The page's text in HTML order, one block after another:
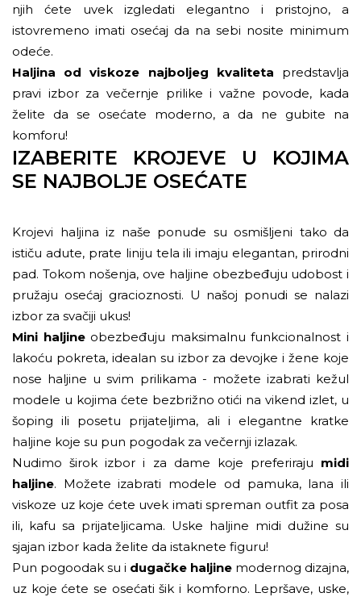
njih ćete uvek izgledati elegantno i pristojno, a
istovremeno imati osećaj da na sebi nosite minimum
odeće.
Haljina od viskoze najboljeg kvaliteta predstavlja
pravi izbor za večernje prilike i važne povode, kada
želite da se osećate moderno, a da ne gubite na
komforu!
IZABERITE KROJEVE U KOJIMA
SE NAJBOLJE OSEĆATE
Krojevi haljina iz naše ponude su osmišljeni tako da
ističu adute, prate liniju tela ili imaju elegantan, prirodni
pad. Tokom nošenja, ove haljine obezbeđuju udobost i
pružaju osećaj gracioznosti. U našoj ponudi se nalazi
izbor za svačiji ukus!
Mini haljineobezbeđuju maksimalnu funkcionalnost i
lakoću pokreta, idealan su izbor za devojke i žene koje
nose haljine u svim prilikama - možete izabrati kežul
modele u kojima ćete bezbrižno otići na vikend izlet, u
šoping ili posetu prijateljima, ali i elegantne kratke
haljine koje su pun pogodak za večernji izlazak.
Nudimo širok izbor i za dame koje preferiraju midi
haljine. Možete izabrati modele od pamuka, lana ili
viskoze uz koje ćete uvek imati spreman outfit za posa
ili, kafu sa prijateljicama. Uske haljine midi dužine su
sjajan izbor kada želite da istaknete figuru!
Pun pogoodak su i dugačke haljine modernog dizajna,
uz koje ćete se osećati šik i komforno. Lepršave, uske,